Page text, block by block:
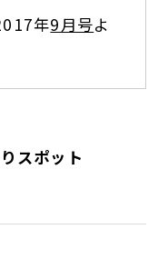
年9月号よ
スポット